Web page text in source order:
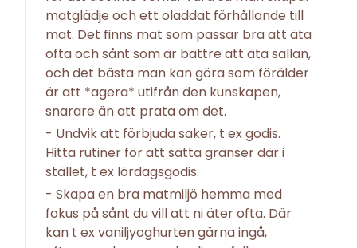
matglädje och ett oladdat förhållande till
mat. Det finns mat som passar bra att äta
ofta och sånt som är bättre att äta sällan,
och det bästa man kan göra som förälder
är att *agera* utifrån den kunskapen,
snarare än att prata om det.
- Undvik att förbjuda saker, t ex godis.
Hitta rutiner för att sätta gränser där i
stället, t ex lördagsgodis.
- Skapa en bra matmiljö hemma med
fokus på sånt du vill att ni äter ofta. Där
kan t ex vaniljyoghurten gärna ingå,